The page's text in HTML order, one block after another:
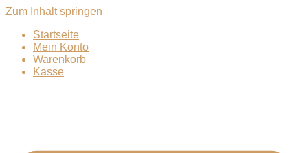
Zum Inhalt springen
Startseite
Mein Konto
Warenkorb
Kasse